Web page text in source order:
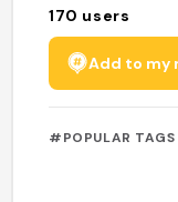
170 users
Add to my
#POPULAR TAGS